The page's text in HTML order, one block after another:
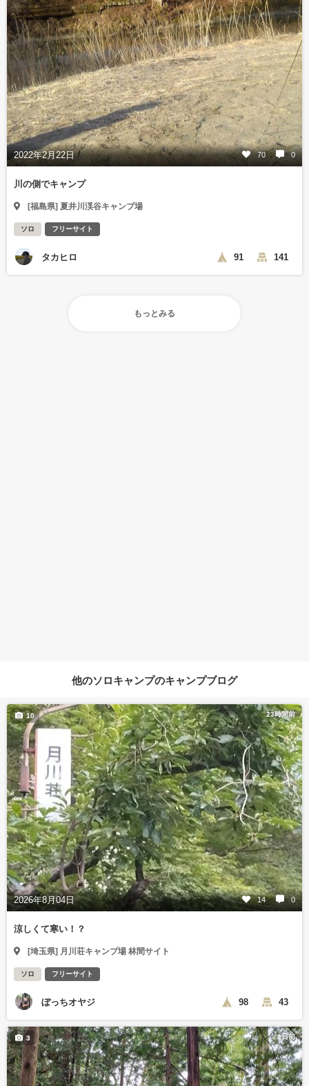
2022年2月22日 70 0
川の側でキャンプ
[福島県] 夏井川渓谷キャンプ場
ソロ フリーサイト
タカヒロ 91 141
もっとみる
他のソロキャンプのキャンプブログ
23時間前
2026年8月04日 14 0
10
涼しくて寒い！？
[埼玉県] 月川荘キャンプ場 林間サイト
ソロ フリーサイト
ぼっちオヤジ 98 43
1日前
3